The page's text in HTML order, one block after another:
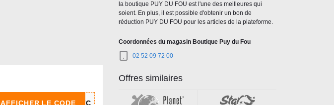
AFFICHER LE CODE
la boutique PUY DU FOU est l'une des meilleures qui
soient. En plus, il est possible d'obtenir un bon de
réduction PUY DU FOU pour les articles de la plateforme.
Coordonnées du magasin Boutique Puy du Fou
02 52 09 72 00
Offres similaires